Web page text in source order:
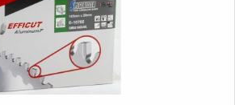
165x20x54